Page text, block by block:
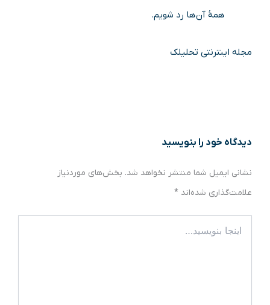
همهٔ آن‌ها رد شویم.
مجله اینترنتی تحلیلک
دیدگاه‌ خود را بنویسید
نشانی ایمیل شما منتشر نخواهد شد. بخش‌های موردنیاز
علامت‌گذاری شده‌اند *
بنویسید…